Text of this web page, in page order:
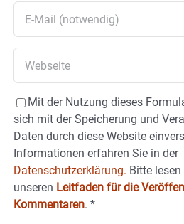
Mit der Nutzung dieses
sich mit der Speicherung und
Daten durch diese Website
Informationen erfahren Sie in der
Datenschutzerklärung. Bitte
unseren Leitfaden für die
Kommentaren. *